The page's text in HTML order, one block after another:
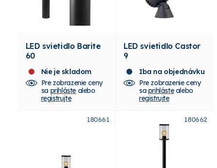
LED svietidlo Barite
60
Nie je skladom
Pre zobrazenie ceny
sa prihlástealebo
registrujte
LED svietidlo Castor
9
Iba na objednávku
Pre zobrazenie ceny
saprihlástealebo
registrujte
180661 180662